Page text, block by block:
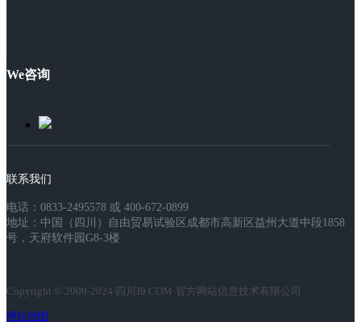
We咨询
联系我们
电话：0833-2495578 或 400-672-0899
地址：中国（四川）自由贸易试验区成都市高新区益州大道中段1858
号，天府软件园G8-3楼
Copyright © 2009-2024 四川J9.COM·官方网站信息技术有限公司
网站地图